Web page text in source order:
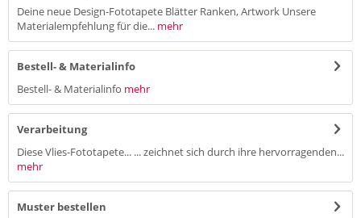
Deine neue Design-Fototapete Blätter Ranken, Artwork Unsere
Materialempfehlung für die... mehr
Bestell- & Materialinfo
Bestell- & Materialinfo mehr
Verarbeitung
Diese Vlies-Fototapete... ... zeichnet sich durch ihre hervorragenden...
mehr
Muster bestellen